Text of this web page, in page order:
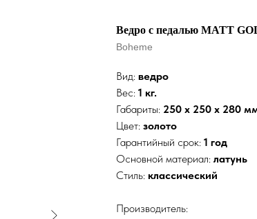
Ведро с педалью MATT
Boheme
Вид: ведро
Вес: 1 кг.
Габариты: 250 x 250 x 280
Цвет: золото
Гарантийный срок: 1 год
Основной материал: латунь
Стиль: классический
Производитель: